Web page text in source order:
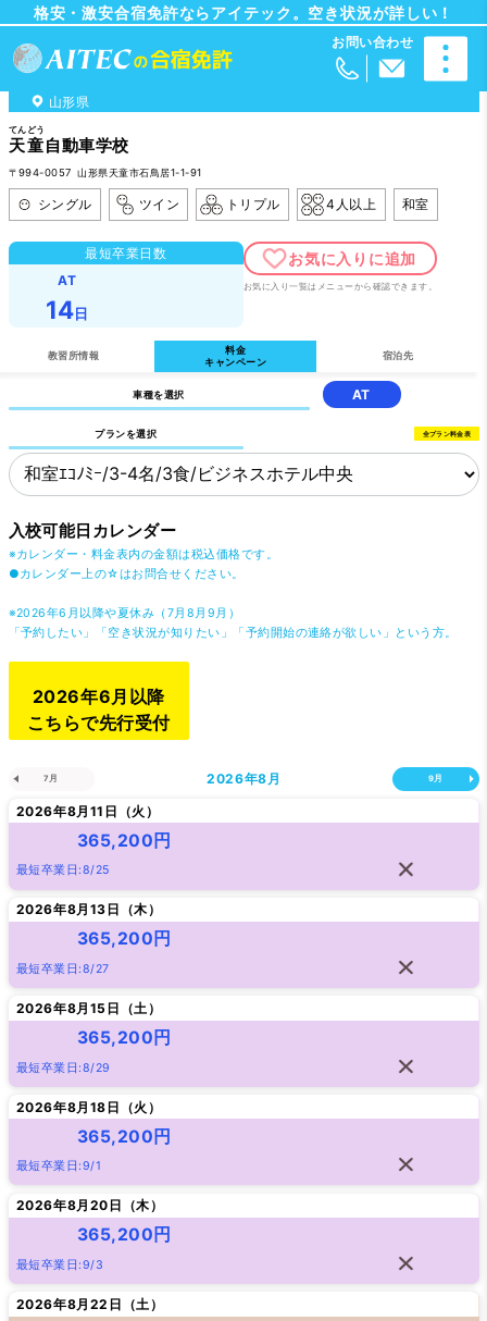
格安・激安合宿免許ならアイテック。空き状況が詳しい！
山形県
天童
てんどう
自動車学校
〒994-0057 山形県天童市石鳥居1-1-91
シングル ツイン トリプル 4人以上 和室
最短卒業日数
AT
14日
お気に入り一覧はメニューから確認できます。
教習所情報
料金
キャンペーン
宿泊先
車種を選択 AT
プランを選択 全プラン料金表
入校可能日カレンダー
※カレンダー・料金表内の金額は税込価格です。
●カレンダー上の☆はお問合せください。
※2026年6月以降や夏休み（7月8月9月）
「予約したい」「空き状況が知りたい」「予約開始の連絡が欲しい」という方。
2026年6月以降
こちらで先行受付
7月 2026年8月 9月
2026年8月11日（火 ）
365,200円
最短卒業日:8/25
2026年8月13日（木 ）
365,200円
最短卒業日:8/27
2026年8月15日（土 ）
365,200円
最短卒業日:8/29
2026年8月18日（火 ）
365,200円
最短卒業日:9/1
2026年8月20日（木 ）
365,200円
最短卒業日:9/3
2026年8月22日（土 ）